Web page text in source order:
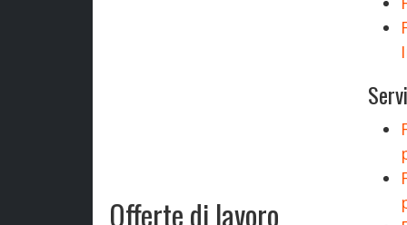
Offerte di lavoro